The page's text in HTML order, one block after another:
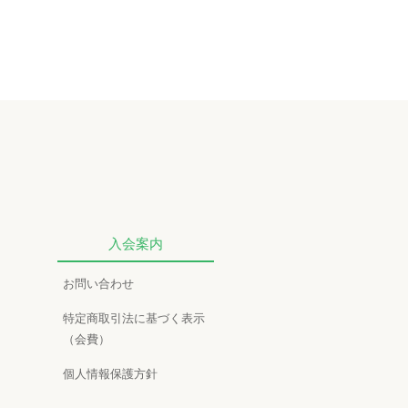
入会案内
お問い合わせ
特定商取引法に基づく表示
（会費）
個人情報保護方針